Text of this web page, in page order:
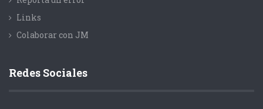
Links
Colaborar con JM
Redes Sociales